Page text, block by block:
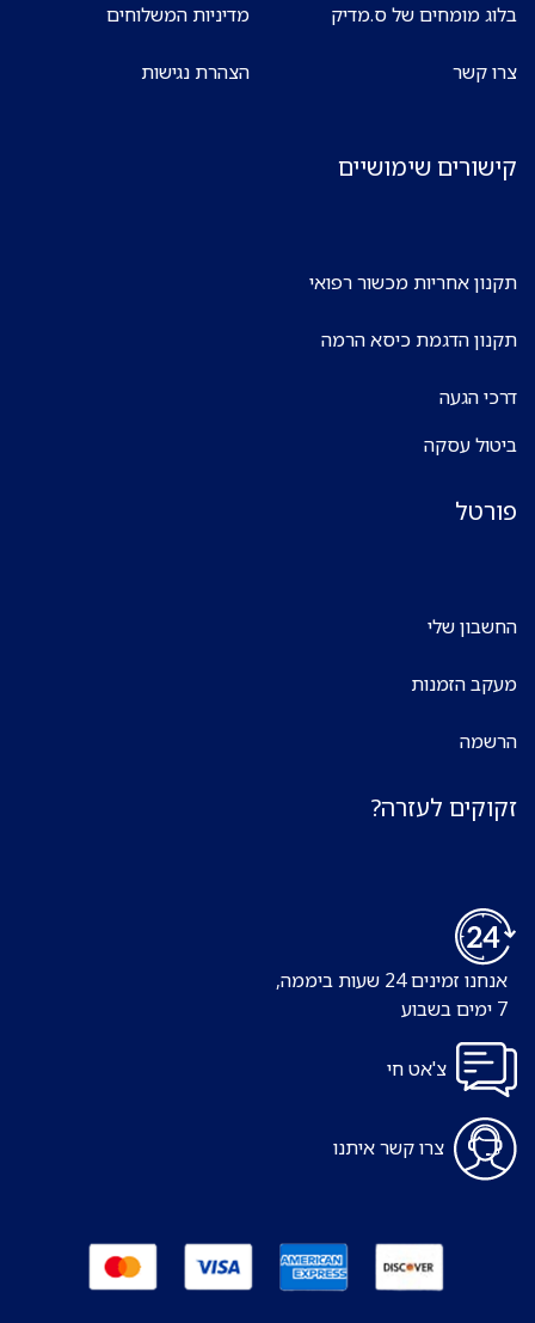
בלוג מומחים של ס.מדיק
צרו קשר
מדיניות המשלוחים
הצהרת נגישות
קישורים שימושיים
תקנון אחריות מכשור רפואי
תקנון הדגמת כיסא הרמה
דרכי הגעה
ביטול עסקה
פורטל
החשבון שלי
מעקב הזמנות
הרשמה
זקוקים לעזרה?
אנחנו זמינים 24 שעות ביממה,
צ'אט חי
צרו קשר איתנו